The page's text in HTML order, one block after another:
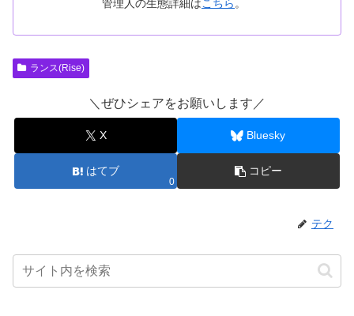
管理人の生態詳細はこちら 。
ランス(Rise)
＼ぜひシェアをお願いします／
X Bluesky
はてブ
0
コピー
テク